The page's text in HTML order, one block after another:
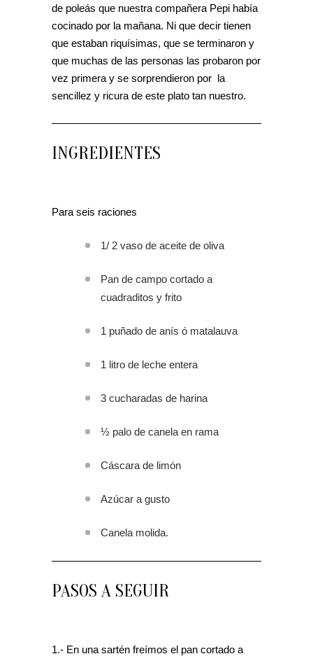
de poleás que nuestra compañera Pepi había
cocinado por la mañana. Ni que decir tienen
que estaban riquísimas, que se terminaron y
que muchas de las personas las probaron por
vez primera y se sorprendieron por la
sencillez y ricura de este plato tan nuestro.
INGREDIENTES
Para seis raciones
1/ 2 vaso de aceite de oliva
Pan de campo cortado a
cuadraditos y frito
1 puñado de anís ó matalauva
1 litro de leche entera
3 cucharadas de harina
½ palo de canela en rama
Cáscara de limón
Azúcar a gusto
Canela molida.
PASOS A SEGUIR
1.- En una sartén freímos el pan cortado a